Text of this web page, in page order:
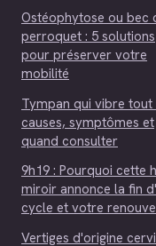
Ostéophytose ou bec
perroquet : 5 solutions
pour préserver votre
mobilité
Tympan qui vibre tout
causes, symptômes et
quand consulter
9h19 : Pourquoi cette
miroir annonce la fin
cycle et votre
Vertiges d'origine